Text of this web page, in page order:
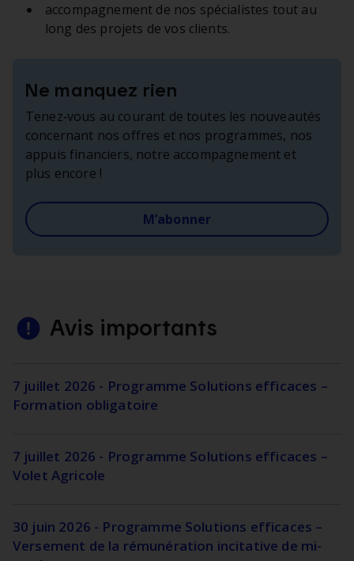
accompagnement de nos spécialistes tout au
long des projets de vos clients.
Ne manquez rien
Tenez‑vous au courant de toutes les nouveautés
concernant nos offres et nos programmes, nos
appuis financiers, notre accompagnement et
plus encore !
M’abonner
Avis importants
7 juillet 2026 - Programme Solutions efficaces –
Formation obligatoire
7 juillet 2026 - Programme Solutions efficaces –
Volet Agricole
30 juin 2026 - Programme Solutions efficaces –
Versement de la rémunération incitative de mi-